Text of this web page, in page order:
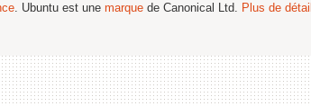
. Ubuntu est une marque de Canonical Ltd. Plus de